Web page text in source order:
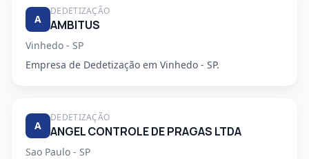
A
DEDETIZAÇÃO
AMBITUS
Vinhedo - SP
Empresa de Dedetização em Vinhedo - SP.
A
DEDETIZAÇÃO
ANGEL CONTROLE DE PRAGAS LTDA
Sao Paulo - SP